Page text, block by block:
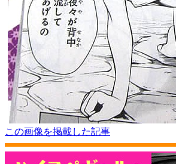
この画像を掲載した記事